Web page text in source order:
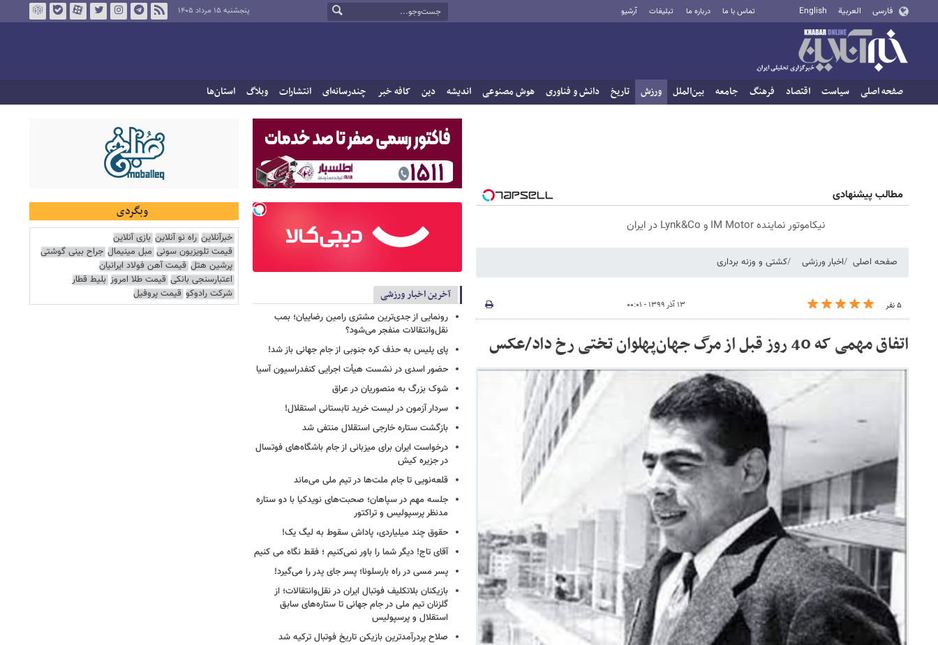
فارسی العربية English تماس با ما درباره ما تبلیغات آرشیو پنجشنبه ۱۵ مرداد ۱۴۰۵
صفحه اصلی سیاست اقتصاد فرهنگ جامعه بین‌الملل ورزش تاریخ دانش و فناوری هوش مصنوعی اندیشه دین کافه خبر چندرسانه‌ای انتشارات وبلاگ استان‌ها
مطالب پیشنهادی
نیکاموتور نماینده IM Motor و Lynk&Co در ایران
صفحه اصلی اخبار ورزشی کشتی و وزنه‌ برداری
۵ نفر ۱۳ آذر ۱۳۹۹ - ۰۰:۰۱
اتفاق مهمی که 40 روز قبل از مرگ جهان‌پهلوان تختی رخ داد/عکس
آخرین اخبار ورزشی
رونمایی از جدی‌ترین مشتری رامین رضاییان؛ بمب
نقل‌وانتقالات منفجر می‌شود؟
پای پلیس به حذف کره جنوبی از جام جهانی باز شد!
حضور اسدی در نشست هیأت اجرایی کنفدراسیون آسیا
شوک بزرگ به منصوریان در عراق
سردار آزمون در لیست خرید تابستانی استقلال!
بازگشت ستاره خارجی استقلال منتفی شد
درخواست ایران برای میزبانی از جام باشگاه‌های فوتسال
در جزیره کیش
قلعه‌نویی تا جام ملت‌ها در تیم ملی می‌ماند
جلسه مهم در سپاهان؛ صحبت‌های نویدکیا با دو ستاره
مدنظر پرسپولیس و تراکتور
حقوق چند میلیاردی، پاداش سقوط به لیگ یک!
آقای تاج! دیگر شما را باور نمی‌کنیم ؛ فقط نگاه می کنیم
پسر مسی در راه بارسلونا؛ پسر جای پدر را می‌گیرد!
بازیکنان بلاتکلیف فوتبال ایران در نقل‌وانتقالات؛ از
گلزنان تیم ملی در جام جهانی تا ستاره‌های سابق
استقلال و پرسپولیس
صلاح پردرآمدترین بازیکن تاریخ فوتبال ترکیه شد
وبگردی
خبرآنلاین راه نو آنلاین بازی آنلاین
قیمت تلویزیون سونی مبل مینیمال جراح بینی گوشتی
پرشین هتل قیمت آهن فولاد ایرانیان
اعتبارسنجی بانکی قیمت طلا امروز بلیط قطار
شرکت رادوکو قیمت پروفیل